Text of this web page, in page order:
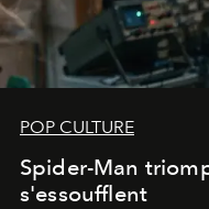
POP CULTURE
Spider-Man
s'essoufflent